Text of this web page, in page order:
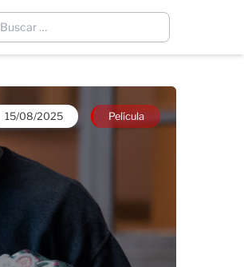
15/08/2025 Película